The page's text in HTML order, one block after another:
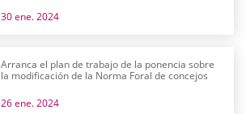
30 ene. 2024
Arranca el plan de trabajo de la ponencia sobre
la modificación de la Norma Foral de concejos
26 ene. 2024